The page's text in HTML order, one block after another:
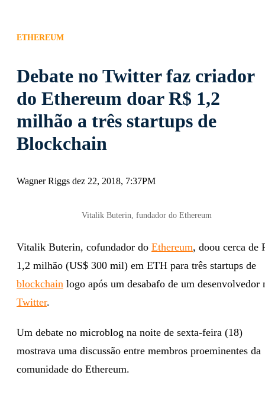
ETHEREUM
Debate no Twitter faz criador
do Ethereum doar R$ 1,2
milhão a três startups de
Blockchain
Wagner Riggs dez 22, 2018, 7:37PM
Vitalik Buterin, fundador do Ethereum
Vitalik Buterin, cofundador do Ethereum, doou cerca de
1,2 milhão (US$ 300 mil) em ETH para três startups de
blockchain logo após um desabafo de um desenvolvedor
Twitter.
Um debate no microblog na noite de sexta-feira (18)
mostrava uma discussão entre membros proeminentes da
comunidade do Ethereum.